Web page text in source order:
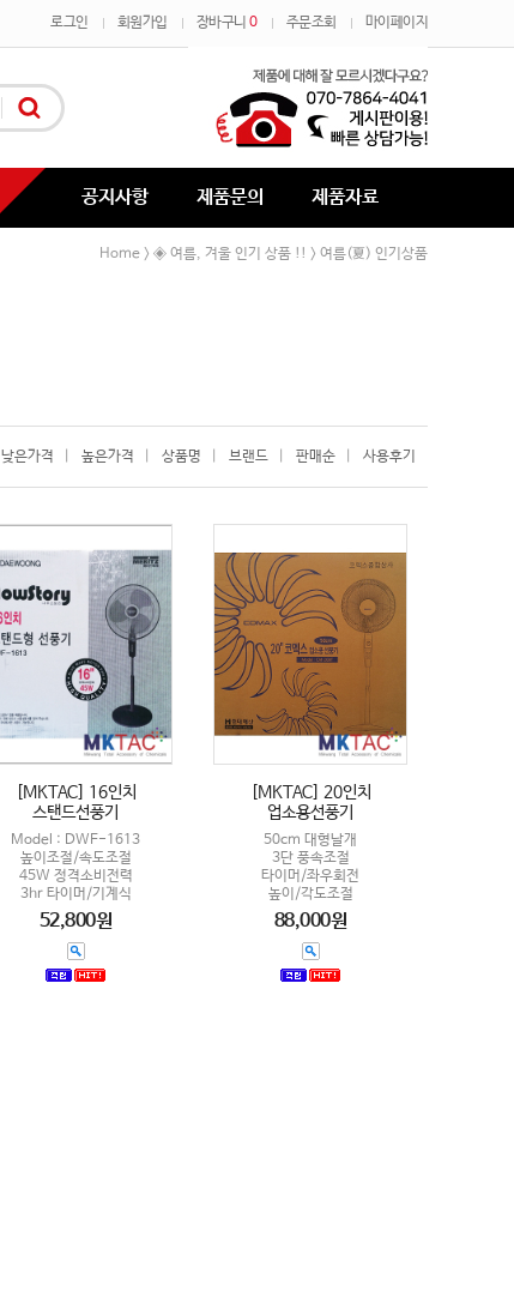
로그인 회원가입 장바구니 0 주문조회 마이페이지
공지사항 제품문의 제품자료
Home > ◈ 여름, 겨울 인기 상품 !! > 여름(夏) 인기상품
낮은가격 높은가격 상품명 브랜드 판매순 사용후기
[MKTAC] 16인치
스탠드선풍기
Model : DWF-1613
높이조절/속도조절
45W 정격소비전력
3hr 타이머/기계식
52,800원
[MKTAC] 20인치
업소용선풍기
50cm 대형날개
3단 풍속조절
타이머/좌우회전
높이/각도조절
88,000원